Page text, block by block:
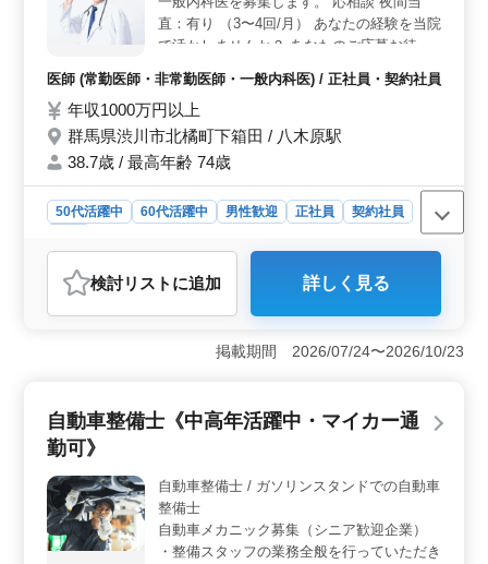
直：有り （3〜4回/月） あなたの経験を当院
で活かしませんか？ あなたのご応募お待ち
しております。
医師 (常勤医師・非常勤医師・一般内科医) / 正社員・契約社員
年収1000万円以上
群馬県渋川市北橘町下箱田 / 八木原駅
38.7歳 / 最高年齢 74歳
50代活躍中 60代活躍中 男性歓迎 正社員
契約社員
おすすめポイント
＜一般内科医募集＞ 群馬県渋川市北橘町下箱田に位置
する医療機関で一般内科医を募集しています。経験豊富
な方を歓迎し、応相談の働き方が可能です。 ＜好条
件の勤務環境＞ 年収1000万円以上で、夜間当直は月3〜
療機関の情報＞ 病床数は120床で、外来数は1日220人
と賑やかな環境です。社会保険完備で、安心して働ける
環境が整っています。
検討リスト に追加 詳しく見る
掲載期間 2026/07/24〜2026/10/23
自動車整備士《中高年活躍中・マイカー通
勤可》
自動車整備士 / ガソリンスタンドでの自動車
整備士
自動車メカニック募集（シニア歓迎企業）
・整備スタッフの業務全般を行っていただき